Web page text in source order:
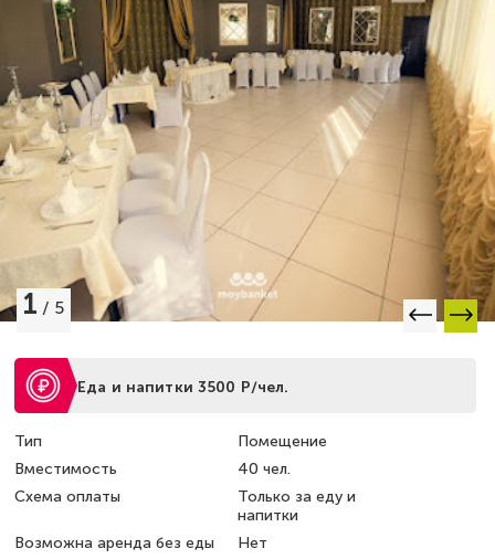
1 / 5
Еда и напитки 3500 Р/чел.
Тип
Помещение
Вместимость
40 чел.
Схема оплаты
Только за еду и
напитки
Возможна аренда без еды
Нет